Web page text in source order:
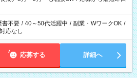
活躍されています♪
書不要 / 40～50代活躍中 / 副業・WワークOK /
応なし
応募する 詳細へ